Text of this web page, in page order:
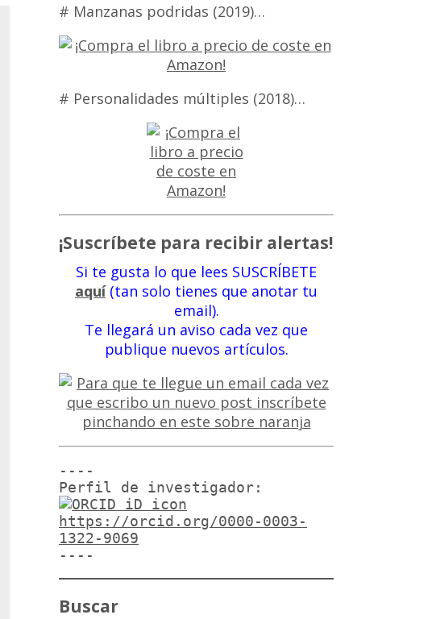
# Manzanas podridas (2019)…
# Personalidades múltiples (2018)…
¡Suscríbete para recibir alertas!
Si te gusta lo que lees SUSCRÍBETE
aquí(tan solo tienes que anotar tu
email).
Te llegará un aviso cada vez que
publique nuevos artículos.
----
Perfil de investigador:
https://orcid.org/0000-0003-
1322-9069
----
Buscar